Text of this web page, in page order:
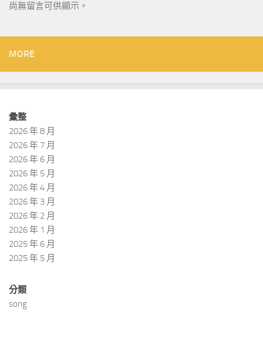
尚無留言可供顯示。
MORE
彙整
2026 年 8 月
2026 年 7 月
2026 年 6 月
2026 年 5 月
2026 年 4 月
2026 年 3 月
2026 年 2 月
2026 年 1 月
2025 年 6 月
2025 年 5 月
分類
song